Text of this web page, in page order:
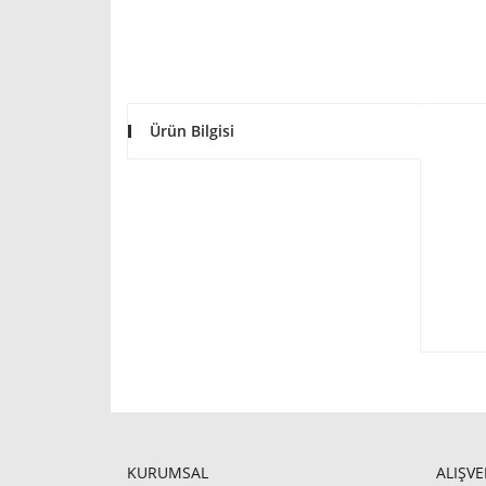
Ürün Bilgisi
KURUMSAL